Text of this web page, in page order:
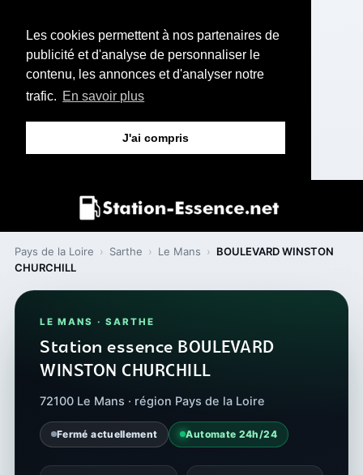
Les cookies permettent à nos partenaires de
publicité et d'analyse de personnaliser le
contenu, les annonces et d'analyser notre
trafic. En savoir plus
J'ai compris
Pays de la Loire › Sarthe › Le Mans › BOULEVARD WINSTON
CHURCHILL
LE MANS · SARTHE
Station essence BOULEVARD
WINSTON CHURCHILL
72100 Le Mans · région Pays de la Loire
Fermé actuellement Automate 24h/24